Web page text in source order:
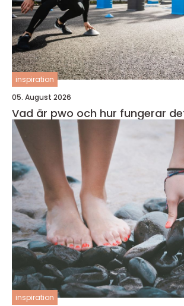
inspiration
05. August 2026
Vad är pwo och hur fungerar
inspiration